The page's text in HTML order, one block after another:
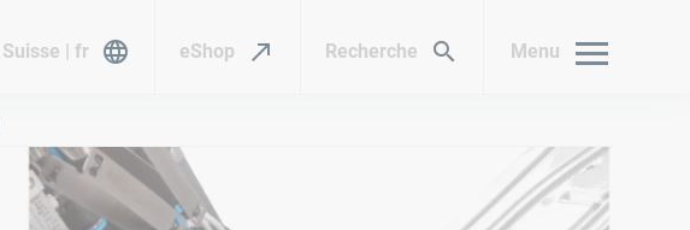
Suisse | fr eShop Recherche Menu